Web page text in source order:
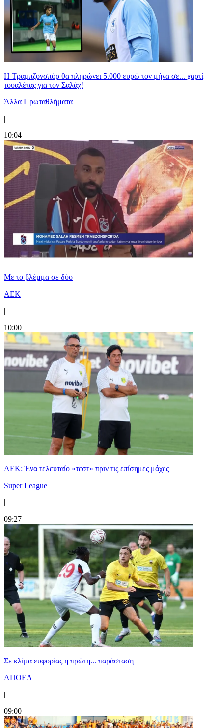
Η Τραμπζονσπόρ θα πληρώνει 5.000 ευρώ τον μήνα σε... χαρτί
τουαλέτας για τον Σαλάχ!
Άλλα Πρωταθλήματα
|
10:04
Με το βλέμμα σε δύο
ΑΕΚ
|
10:00
ΑΕΚ: Ένα τελευταίο «τεστ» πριν τις επίσημες μάχες
Super League
|
09:27
Σε κλίμα ευφορίας η πρώτη... παράσταση
ΑΠΟΕΛ
|
09:00